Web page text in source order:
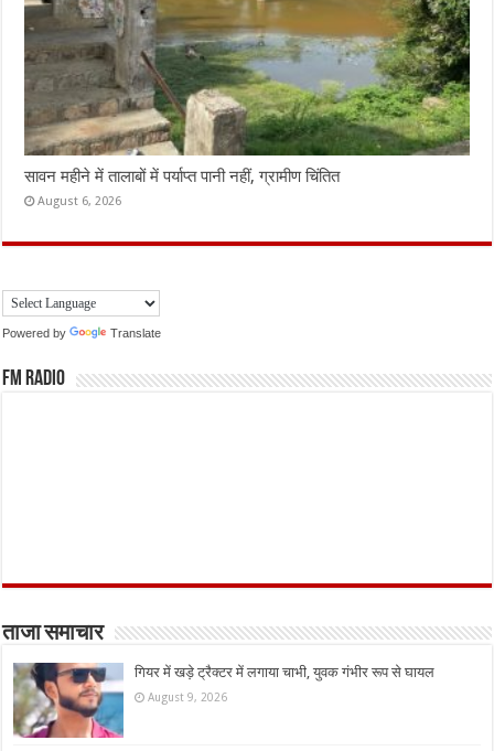
सावन महीने में तालाबों में पर्याप्त पानी नहीं, ग्रामीण चिंतित
August 6, 2026
Powered by Translate
FM Radio
ताजा समाचार
गियर में खड़े ट्रैक्टर में लगाया चाभी, युवक गंभीर रूप से घायल
August 9, 2026